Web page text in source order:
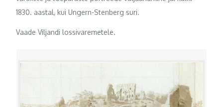
1830. aastal, kui Ungern-Stenberg suri.
Vaade Viljandi lossivaremetele.